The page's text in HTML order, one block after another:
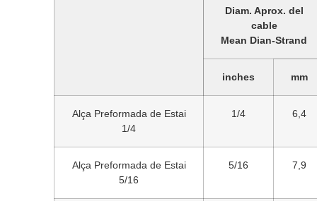
Diam. Aprox. del
cable
Mean Dian-Strand
inches mm
Alça Preformada de Estai
1/4
1/4 6,4
Alça Preformada de Estai
5/16
5/16 7,9